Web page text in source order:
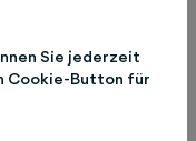
Sie jederzeit
Cookie-Button für